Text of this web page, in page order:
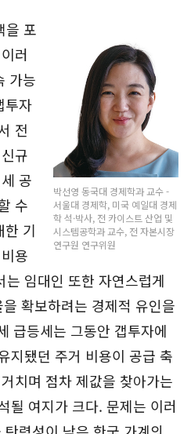
박선영 동국대 경제학과 교수 -
서울대 경제학, 미국 예일대 경제
학 석·박사, 전 카이스트 산업 및
시스템공학과 교수, 전 자본시장
연구원 연구위원
을 포
러
가능
투자
전
규
공
수
한 기
용
임대인 또한 자연스럽게
확보하려는 경제적 유인을
급등세는 그동안 갭투자에
지됐던 주거 비용이 공급 축
치며 점차 제값을 찾아가는
될 여지가 크다. 문제는 이러